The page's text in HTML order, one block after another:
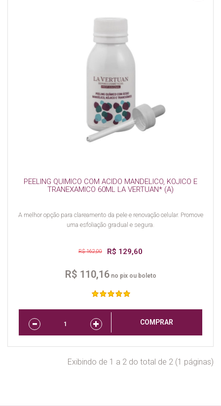
PEELING QUIMICO COM ACIDO MANDELICO, KOJICO E
TRANEXAMICO 60ML LA VERTUAN* (A)
A melhor opção para clareamento da pele e renovação celular. Promove
uma esfoliação gradual e segura.
R$ 129,60
R$ 162,00
R$ 110,16no pix ou boleto
COMPRAR
Exibindo de 1 a 2 do total de 2 (1 páginas)